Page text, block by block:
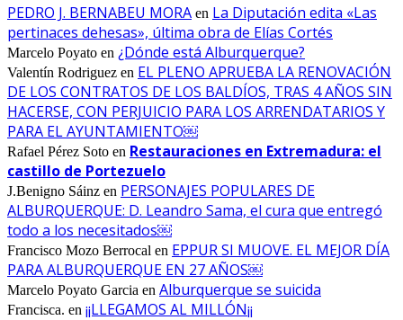
PEDRO J. BERNABEU MORA en La Diputación edita «Las
pertinaces dehesas», última obra de Elías Cortés
Marcelo Poyato en ¿Dónde está Alburquerque?
Valentín Rodriguez en EL PLENO APRUEBA LA RENOVACIÓN
DE LOS CONTRATOS DE LOS BALDÍOS, TRAS 4 AÑOS SIN
HACERSE, CON PERJUICIO PARA LOS ARRENDATARIOS Y
PARA EL AYUNTAMIENTO￼
Rafael Pérez Soto en Restauraciones en Extremadura: el
castillo de Portezuelo
J.Benigno Sáinz en PERSONAJES POPULARES DE
ALBURQUERQUE: D. Leandro Sama, el cura que entregó
todo a los necesitados￼
Francisco Mozo Berrocal en EPPUR SI MUOVE. EL MEJOR DÍA
PARA ALBURQUERQUE EN 27 AÑOS￼
Marcelo Poyato Garcia en Alburquerque se suicida
Francisca. en ¡¡LLEGAMOS AL MILLÓN¡¡